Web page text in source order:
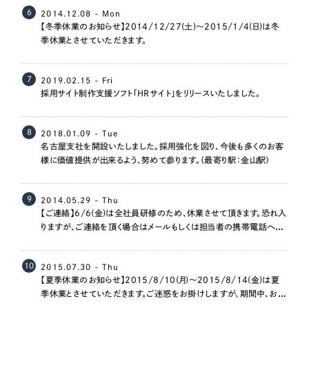
6 2014.12.08 - Mon
【冬季休業のお知らせ】2014/12/27(土)～2015/1/4(日)は冬
季休業とさせていただきます。
7 2019.02.15 - Fri
採用サイト制作支援ソフト「HRサイト」をリリースいたしました。
8 2018.01.09 - Tue
名古屋支社を開設いたしました。採用強化を図り、今後も多くのお客
様に価値提供が出来るよう、努めて参ります。（最寄り駅：金山駅）
9 2014.05.29 - Thu
【ご連絡】6/6(金)は全社員研修のため、休業させて頂きます。恐れ入
りますが、ご連絡を頂く場合はメールもしくは担当者の携帯電話への
10 2015.07.30 - Thu
【夏季休業のお知らせ】2015/8/10(月)～2015/8/14(金)は夏
季休業とさせていただきます。ご迷惑をお掛けしますが、期間中、お急